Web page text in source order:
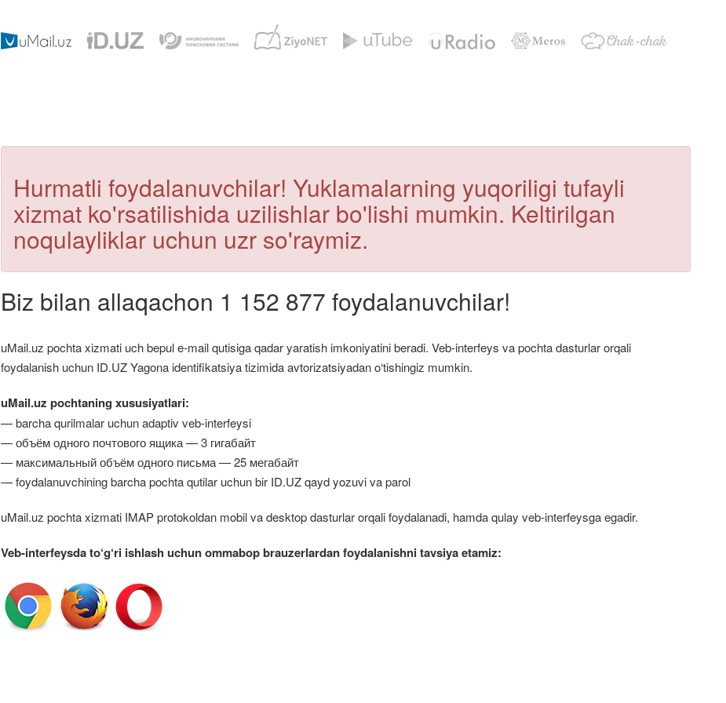
Hurmatli foydalanuvchilar! Yuklamalarning yuqoriligi tufayli
xizmat ko'rsatilishida uzilishlar bo'lishi mumkin. Keltirilgan
noqulayliklar uchun uzr so'raymiz.
Biz bilan allaqachon 1 152 877 foydalanuvchilar!
uMail.uz pochta xizmati uch bepul e-mail qutisiga qadar yaratish imkoniyatini beradi. Veb-interfeys va pochta dasturlar orqali
foydalanish uchun ID.UZ Yagona identifikatsiya tizimida avtorizatsiyadan o‘tishingiz mumkin.
uMail.uz pochtaning xususiyatlari:
— barcha qurilmalar uchun adaptiv veb-interfeysi
— объём одного почтового ящика — 3 гигабайт
— максимальный объём одного письма — 25 мегабайт
— foydalanuvchining barcha pochta qutilar uchun bir ID.UZ qayd yozuvi va parol
uMail.uz pochta xizmati IMAP protokoldan mobil va desktop dasturlar orqali foydalanadi, hamda qulay veb-interfeysga egadir.
Veb-interfeysda to‘g‘ri ishlash uchun ommabop brauzerlardan foydalanishni tavsiya etamiz: